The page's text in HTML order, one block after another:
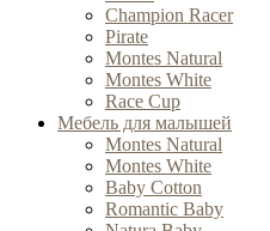
Champion Racer
Pirate
Montes Natural
Montes White
Race Cup
Мебель для малышей
Montes Natural
Montes White
Baby Cotton
Romantic Baby